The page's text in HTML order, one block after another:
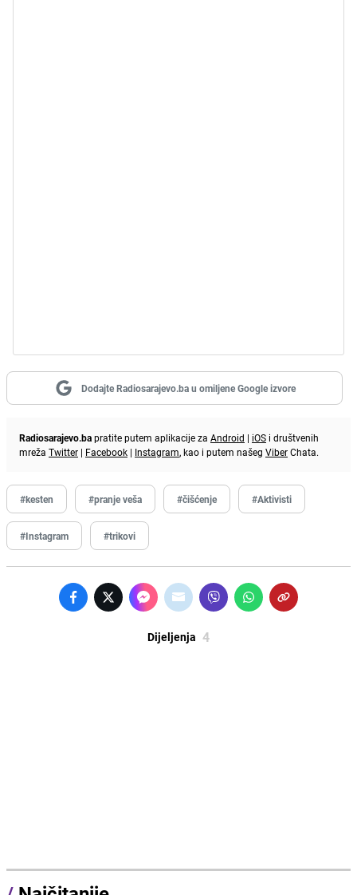
Dodajte Radiosarajevo.ba u omiljene Google izvore
Radiosarajevo.bapratite putem aplikacije za Android | iOS i društvenih
mreža Twitter | Facebook | Instagram, kao i putem našeg ViberChata.
#kesten #pranje veša #čišćenje #Aktivisti
#Instagram #trikovi
Dijeljenja 4